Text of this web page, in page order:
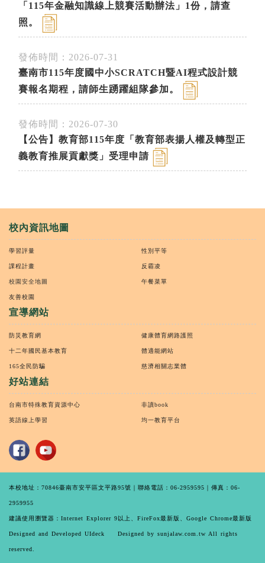
「115年金融知識線上競賽活動辦法」1份，請查
照。
發佈時間：2026-07-31
臺南市115年度國中小SCRATCH暨AI程式設計競
賽報名期程，請師生踴躍組隊參加。
發佈時間：2026-07-30
【公告】教育部115年度「教育部表揚人權及轉型正
義教育推展貢獻獎」受理申請
校內資訊地圖
學習評量
課程計畫
校園安全地圖
友善校園
性別平等
反霸凌
午餐菜單
宣導網站
防災教育網
十二年國民基本教育
165全民防騙
健康體育網路護照
體適能網站
慈濟相關志業體
好站連結
台南市特殊教育資源中心
英語線上學習
非讀book
均一教育平台
本校地址：70846臺南市安平區文平路95號｜聯絡電話：06-2959595｜傳真：06-
2959955
建議使用瀏覽器：Internet Explorer 9以上、FireFox最新版、Google Chrome最新版
Designed and Developed UIdeck Designed by sunjalaw.com.tw All rights
reserved.